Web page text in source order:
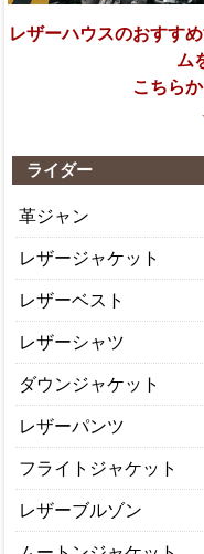
レザーハウスのおすす
ム
こちら
ライダー
革ジャン
レザージャケット
レザーベスト
レザーシャツ
ダウンジャケット
レザーパンツ
フライトジャケット
レザーブルゾン